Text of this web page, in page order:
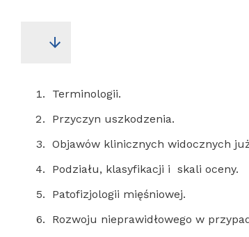
Terminologii.
Przyczyn uszkodzenia.
Objawów klinicznych widocznych
Podziału, klasyfikacji i skali oceny.
Patofizjologii mięśniowej.
Rozwoju nieprawidłowego w